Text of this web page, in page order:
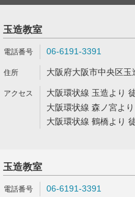
玉造教室
06-6191-3391
大阪府大阪市中央区
大阪環状線 玉造より
大阪環状線 森ノ宮よ
大阪環状線 鶴橋より
玉造教室
06-6191-3391